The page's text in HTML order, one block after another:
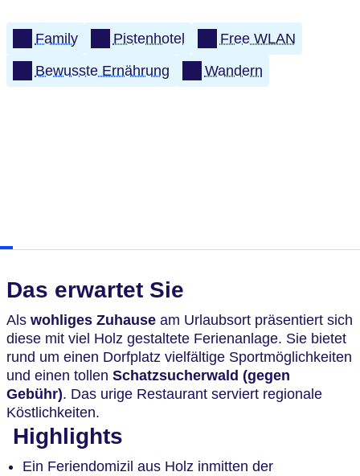
Family Pistenhotel
Free WLAN
Bewusste Ernährung
Wandern
Das erwartet Sie
Als wohliges Zuhause am Urlaubsort präsentiert sich
diese mit viel Holz gestaltete Ferienanlage. Sie bietet
rund um einen Dorfplatz vielfältige Sportmöglichkeiten
und einen tollen Schatzsucherwald (gegen
Gebühr). Das urige Restaurant serviert regionale
Köstlichkeiten.
Highlights
Ein Feriendomizil aus Holz inmitten der